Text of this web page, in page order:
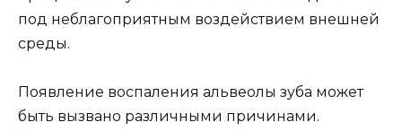
под неблагоприятным воздействием внешней
среды.
Появление воспаления альвеолы зуба может
быть вызвано различными причинами.